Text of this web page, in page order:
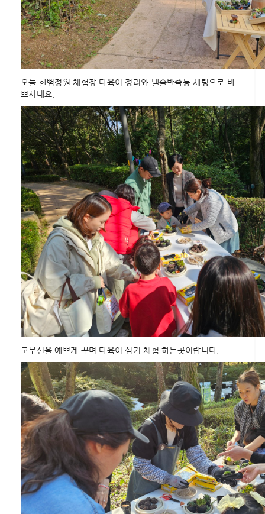
오늘 한뼘정원 체험장 다육이 정리와 넬솔반죽등 세팅으로 바
쁘시네요.
고무신을 예쁘게 꾸며 다육이 심기 체험 하는곳이랍니다.